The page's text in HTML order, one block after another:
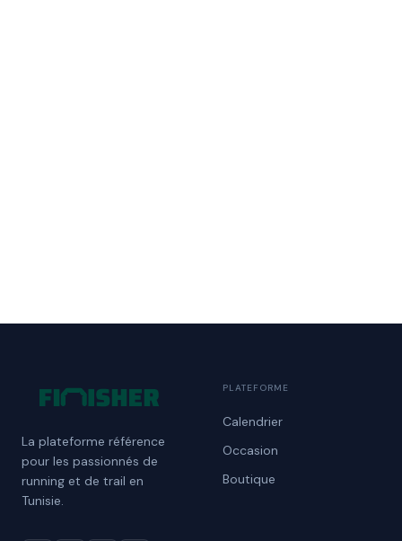
La plateforme référence
pour les passionnés de
running et de trail en
Tunisie.
PLATEFORME
Calendrier
Occasion
Boutique